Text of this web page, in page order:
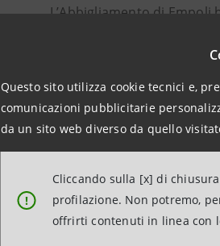
Questo sito utilizza cookie tecnici e,
comunicazioni pubblicitarie
da un sito web diverso da quello
!
Cliccando sulla [x] di
profilazione. Non potremo,
offrirti contenuti in linea con
L’Abbigliamento di
la battuta d’arresto di
dell’accelerazione in
(-4,9%), più che
(-13,7%).
Da segnalare anche il
mobili di Poggibonsi
soprattutto allo
grazie al salvataggio del